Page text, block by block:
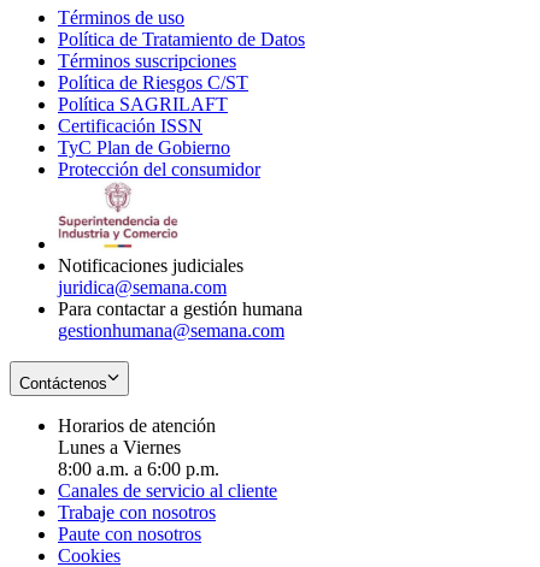
Términos de uso
in
new
window
Política de Tratamiento de Datos
Términos suscripciones
in
Política de Riesgos C/ST
Política SAGRILAFT
new
window
Certificación ISSN
in
new
TyC Plan de Gobierno
in
Protección del consumidorOpens
Notificaciones judiciales
juridica@semana.com
Para contactar a gestión humana
gestionhumana@semana.com
Contáctenos
Horarios de atención
Lunes a Viernes
8:00 a.m. a 6:00 p.m.
Canales de servicio al cliente
Trabaje con nosotros
Paute con nosotros
Cookies